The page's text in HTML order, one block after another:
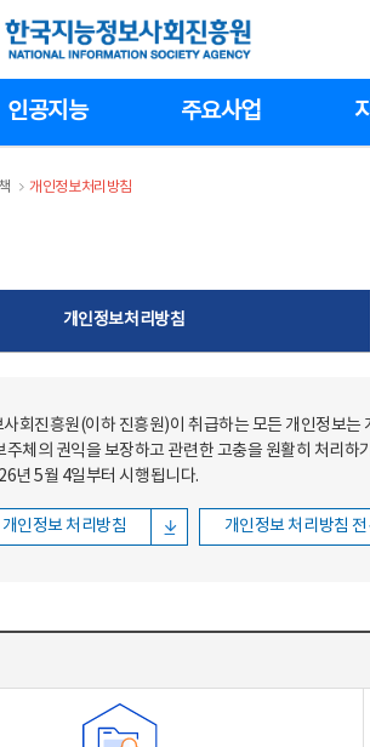
회진흥원
인공지능 주요사업
>
개인정보처리방침
개인정보처리방침
회진흥원(이하 진흥원)이 취급하는 모든 개인정보는
주체의 권익을 보장하고 관련한 고충을 원활히 처리하
년 5월 4일부터 시행됩니다.
인정보 처리방침 개인정보 처리방침